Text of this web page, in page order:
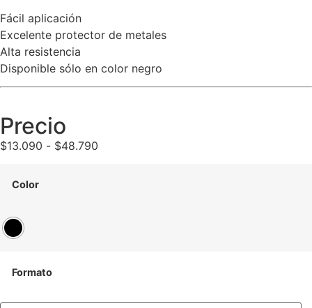
Fácil aplicación
Excelente protector de metales
Alta resistencia
Disponible sólo en color negro
Precio
$13.090 - $48.790
Color
Formato